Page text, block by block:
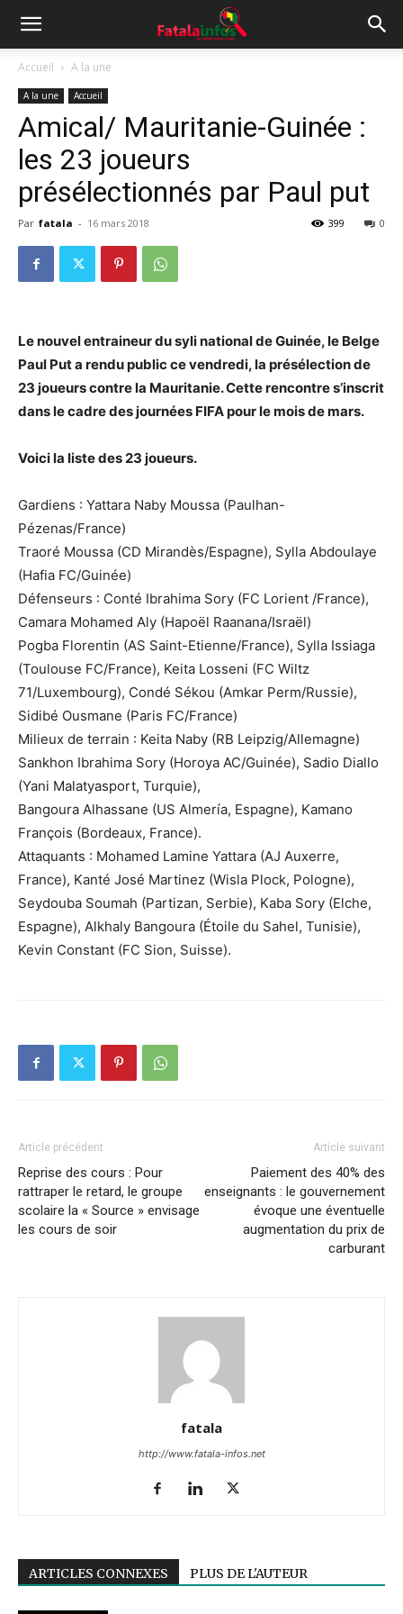
Accueil A la une
A la une Accueil
Amical/ Mauritanie-Guinée :
les 23 joueurs
présélectionnés par Paul put
Par fatala - 16 mars 2018 0
399
Le nouvel entraineur du syli national de Guinée, le Belge
Paul Put a rendu public ce vendredi, la présélection de
23 joueurs contre la Mauritanie. Cette rencontre s’inscrit
dans le cadre des journées FIFA pour le mois de mars.
Voici la liste des 23 joueurs.
Gardiens : Yattara Naby Moussa (Paulhan-
Pézenas/France)
Traoré Moussa (CD Mirandès/Espagne), Sylla Abdoulaye
(Hafia FC/Guinée)
Défenseurs : Conté Ibrahima Sory (FC Lorient /France),
Camara Mohamed Aly (Hapoël Raanana/Israël)
Pogba Florentin (AS Saint-Etienne/France), Sylla Issiaga
(Toulouse FC/France), Keita Losseni (FC Wiltz
71/Luxembourg), Condé Sékou (Amkar Perm/Russie),
Sidibé Ousmane (Paris FC/France)
Milieux de terrain : Keita Naby (RB Leipzig/Allemagne)
Sankhon Ibrahima Sory (Horoya AC/Guinée), Sadio Diallo
(Yani Malatyasport, Turquie),
Bangoura Alhassane (US Almería, Espagne), Kamano
François (Bordeaux, France).
Attaquants : Mohamed Lamine Yattara (AJ Auxerre,
France), Kanté José Martinez (Wisla Plock, Pologne),
Seydouba Soumah (Partizan, Serbie), Kaba Sory (Elche,
Espagne), Alkhaly Bangoura (Étoile du Sahel, Tunisie),
Kevin Constant (FC Sion, Suisse).
Article précédent
Reprise des cours : Pour
rattraper le retard, le groupe
scolaire la « Source » envisage
les cours de soir
Article suivant
Paiement des 40% des
enseignants : le gouvernement
évoque une éventuelle
augmentation du prix de
carburant
fatala
http://www.fatala-infos.net
ARTICLES CONNEXES PLUS DE L'AUTEUR